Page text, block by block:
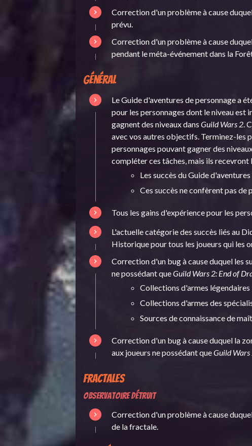
Correction d'un problème à cause
prévu.
Correction d'un problème à cause
pendant le méta-événement dans la
Général
Le Guide d'aventures de personnage a
pour les personnages dont le niveau est
gagnent des niveaux dansGuild Wars 2.
avec vos autres objectifs. Terminez-les
personnages pouvant gagner des
compléter ces tâches, mais ils
Les succès du Guide
Ces succès ne confèrent pas de
Tous les gains d'expérience pour les
L'actuelle catégorie des succès liés au
Historique pour tous les joueurs qui les
Correction d'un bug à cause duquel les
ne possédant queGuild Wars 2: End of
Collections d'armes légendaires
Collections d'armes des
Sources de connaissance de
Correction d'un bug à cause duquel la
aux joueurs ne possédant queGuild Wars
Fractales
Observatoire détruit
Correction d'un problème à cause
de la fractale.